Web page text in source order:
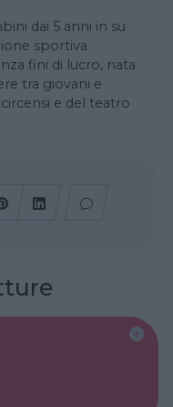
dai 5 anni in su
sportiva
fini di lucro, nata
tra giovani e
e del teatro